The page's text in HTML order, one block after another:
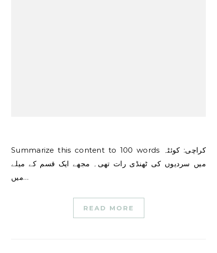
Summarize this content to 100 words کراچی: کوئٹہ
میں سردیوں کی ٹھنڈی رات تھی۔ مجھے ایک قسم کے میلے
میں…
READ MORE